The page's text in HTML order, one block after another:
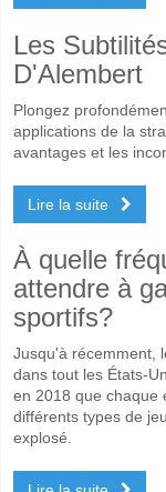
Les
D'Alembert
Plongez
applications de la
avantages et les
Lire la suite
À quelle
attendre à
sportifs?
Jusqu'à récemment,
dans tout les États-
en 2018 que chaque
différents types de
explosé.